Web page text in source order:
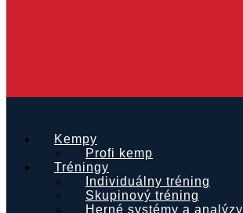
Kempy
Profi kemp
Tréningy
Individuálny tréning
Skupinový tréning
Herné systémy a analýzy